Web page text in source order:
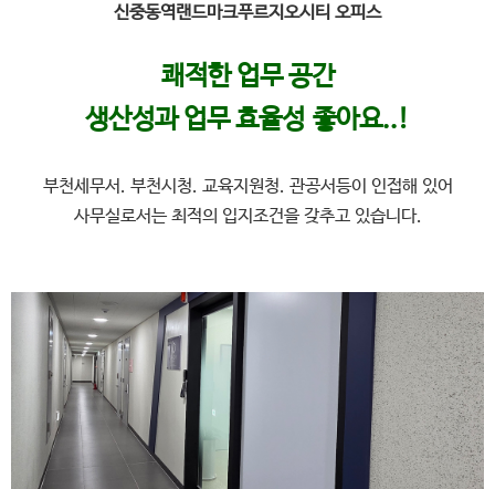
신중동역랜드마크푸르지오시티 오피스
쾌적한 업무 공간
생산성과 업무 효율성 좋아요..!
부천세무서. 부천시청. 교육지원청. 관공서등이 인접해 있어
사무실로서는 최적의 입지조건을 갖추고 있습니다.